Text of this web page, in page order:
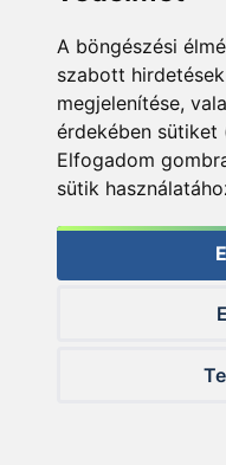
A böngészési
szabott
megjelenítése,
érdekében sütiket
Elfogadom
sütik
By Döme TEAM
FEEDER Power
horgászbot +
SZUPER ÁR